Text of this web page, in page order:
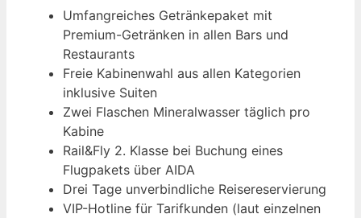
Umfangreiches Getränkepaket mit
Premium-Getränken in allen Bars und
Restaurants
Freie Kabinenwahl aus allen Kategorien
inklusive Suiten
Zwei Flaschen Mineralwasser täglich pro
Kabine
Rail&Fly 2. Klasse bei Buchung eines
Flugpakets über AIDA
Drei Tage unverbindliche Reisereservierung
VIP-Hotline für Tarifkunden (laut einzelnen